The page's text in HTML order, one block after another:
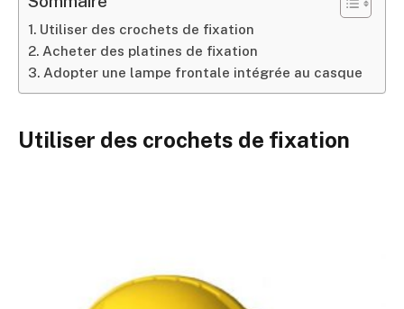
Utiliser des crochets de fixation
Acheter des platines de fixation
Adopter une lampe frontale intégrée au casque
Utiliser des crochets de fixation